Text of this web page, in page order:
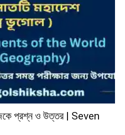
প্রশ্ন ও উত্তর | Seven